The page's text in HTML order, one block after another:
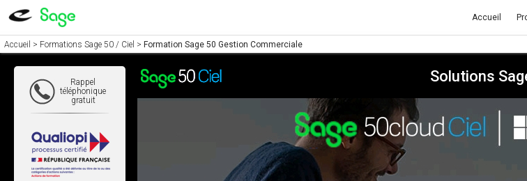
Accueil
Accueil > Formations Sage 50 / Ciel > Formation Sage 50 Gestion Commerciale
Solutions
Rappel
téléphonique
gratuit